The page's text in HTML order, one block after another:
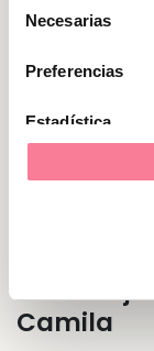
Necesarias
Preferencias
Estadística
Nombre
lenguas o
Camila